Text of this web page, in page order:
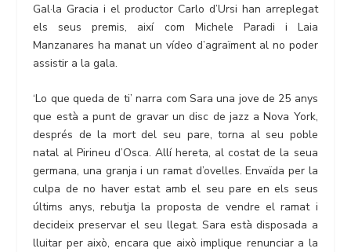
Gal·la Gracia i el productor Carlo d’Ursi han arreplegat
els seus premis, així com Michele Paradi i Laia
Manzanares ha manat un vídeo d’agraïment al no poder
assistir a la gala.
‘Lo que queda de ti’ narra com Sara una jove de 25 anys
que està a punt de gravar un disc de jazz a Nova York,
després de la mort del seu pare, torna al seu poble
natal al Pirineu d’Osca. Allí hereta, al costat de la seua
germana, una granja i un ramat d’ovelles. Envaïda per la
culpa de no haver estat amb el seu pare en els seus
últims anys, rebutja la proposta de vendre el ramat i
decideix preservar el seu llegat. Sara està disposada a
lluitar per això, encara que això implique renunciar a la